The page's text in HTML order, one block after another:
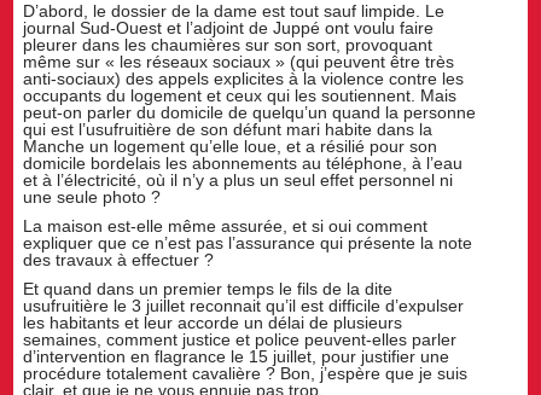
D’abord, le dossier de la dame est tout sauf limpide. Le
journal Sud-Ouest et l’adjoint de Juppé ont voulu faire
pleurer dans les chaumières sur son sort, provoquant
même sur « les réseaux sociaux » (qui peuvent être très
anti-sociaux) des appels explicites à la violence contre les
occupants du logement et ceux qui les soutiennent. Mais
peut-on parler du domicile de quelqu’un quand la personne
qui est l’usufruitière de son défunt mari habite dans la
Manche un logement qu’elle loue, et a résilié pour son
domicile bordelais les abonnements au téléphone, à l’eau
et à l’électricité, où il n’y a plus un seul effet personnel ni
une seule photo ?
La maison est-elle même assurée, et si oui comment
expliquer que ce n’est pas l’assurance qui présente la note
des travaux à effectuer ?
Et quand dans un premier temps le fils de la dite
usufruitière le 3 juillet reconnait qu’il est difficile d’expulser
les habitants et leur accorde un délai de plusieurs
semaines, comment justice et police peuvent-elles parler
d’intervention en flagrance le 15 juillet, pour justifier une
procédure totalement cavalière ? Bon, j’espère que je suis
clair, et que je ne vous ennuie pas trop.